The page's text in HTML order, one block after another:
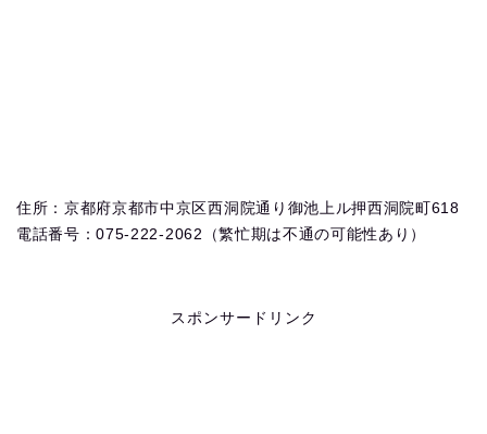
住所：京都府京都市中京区西洞院通り御池上ル押西洞院町618
電話番号：075-222-2062（繁忙期は不通の可能性あり）
スポンサードリンク